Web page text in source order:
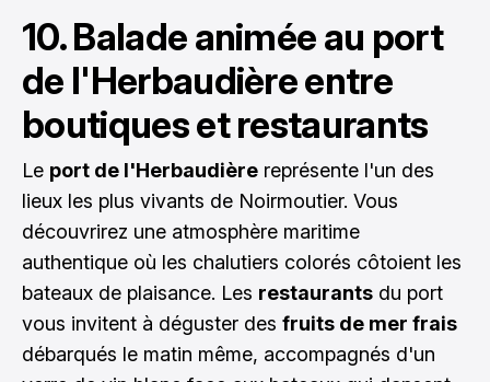
10. Balade animée au port
de l'Herbaudière entre
boutiques et restaurants
Le port de l'Herbaudière représente l'un des
lieux les plus vivants de Noirmoutier. Vous
découvrirez une atmosphère maritime
authentique où les chalutiers colorés côtoient les
bateaux de plaisance. Les restaurants du port
vous invitent à déguster des fruits de mer frais
débarqués le matin même, accompagnés d'un